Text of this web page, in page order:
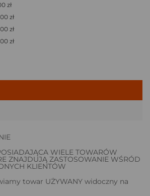
zł
zł
zł
zł
WIELE TOWARÓW
ZNAJDUJĄ ZASTOSOWANIE WŚRÓD
KLIENTÓW
towar UŻYWANY widoczny na